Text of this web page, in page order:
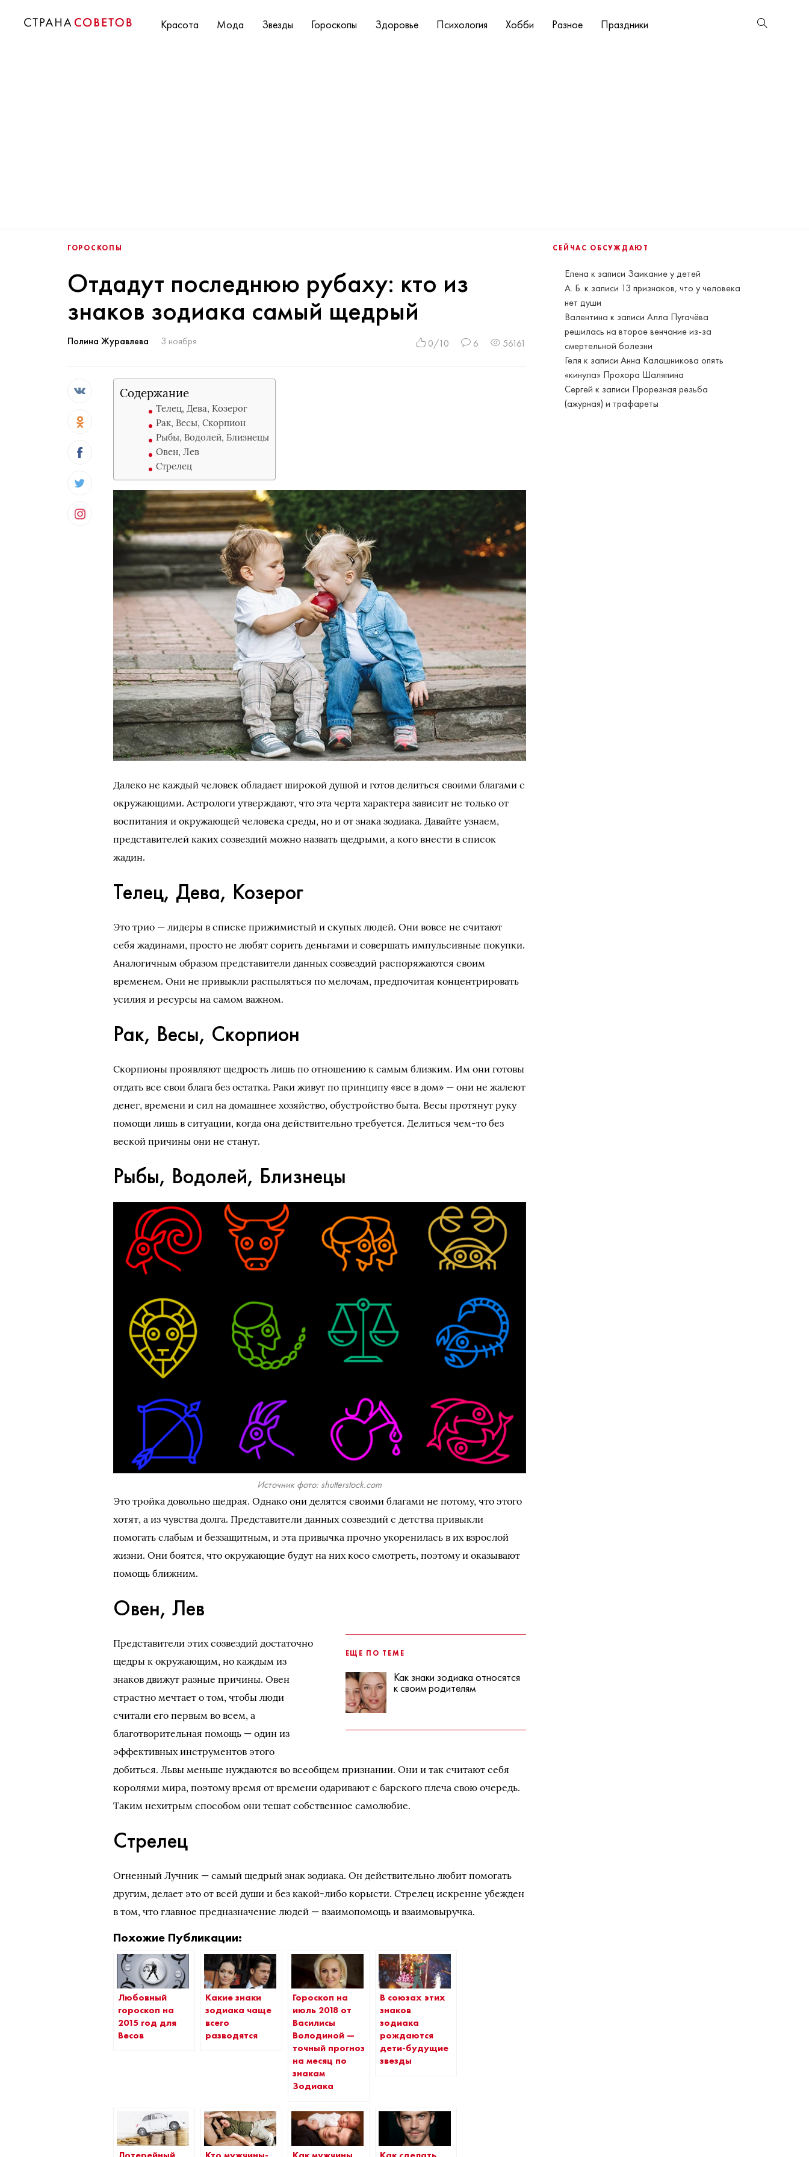
Красота Мода Звезды Гороскопы Здоровье Психология Хобби Разное Праздники
СЕЙЧАС ОБСУЖДАЮТ
Елена к записи Заикание у детей
А. Б. к записи 13 признаков, что у человека
нет души
Валентина к записиАлла Пугачёва
решилась на второе венчание из-за
смертельной болезни
Геля к записиАнна Калашникова опять
«кинула» Прохора Шаляпина
Сергей к записи Прорезная резьба
(ажурная) и трафареты
ГОРОСКОПЫ
Отдадут последнюю рубаху: кто из
знаков зодиака самый щедрый
Полина Журавлева 3 ноября 0/10 6 56161
Содержание
Телец, Дева, Козерог
Рак, Весы, Скорпион
Рыбы, Водолей, Близнецы
Овен, Лев
Стрелец
Далеко не каждый человек обладает широкой душой и готов делиться своими благами с
окружающими. Астрологи утверждают, что эта черта характера зависит не только от
воспитания и окружающей человека среды, но и от знака зодиака. Давайте узнаем,
представителей каких созвездий можно назвать щедрыми, а кого внести в список
жадин.
Телец, Дева, Козерог
Это трио — лидеры в списке прижимистый и скупых людей. Они вовсе не считают
себя жадинами, просто не любят сорить деньгами и совершать импульсивные покупки.
Аналогичным образом представители данных созвездий распоряжаются своим
временем. Они не привыкли распыляться по мелочам, предпочитая концентрировать
усилия и ресурсы на самом важном.
Рак, Весы, Скорпион
Скорпионы проявляют щедрость лишь по отношению к самым близким. Им они готовы
отдать все свои блага без остатка. Раки живут по принципу «все в дом» — они не жалеют
денег, времени и сил на домашнее хозяйство, обустройство быта. Весы протянут руку
помощи лишь в ситуации, когда она действительно требуется. Делиться чем-то без
веской причины они не станут.
Рыбы, Водолей, Близнецы
Источник фото: shutterstock.com
Это тройка довольно щедрая. Однако они делятся своими благами не потому, что этого
хотят, а из чувства долга. Представители данных созвездий с детства привыкли
помогать слабым и беззащитным, и эта привычка прочно укоренилась в их взрослой
жизни. Они боятся, что окружающие будут на них косо смотреть, поэтому и оказывают
помощь ближним.
Овен, Лев
ЕЩЕ ПО ТЕМЕ
Как знаки зодиака относятся
к своим родителям
Представители этих созвездий достаточно
щедры к окружающим, но каждым из
знаков движут разные причины. Овен
страстно мечтает о том, чтобы люди
считали его первым во всем, а
благотворительная помощь — один из
эффективных инструментов этого
добиться. Львы меньше нуждаются во всеобщем признании. Они и так считают себя
королями мира, поэтому время от времени одаривают с барского плеча свою очередь.
Таким нехитрым способом они тешат собственное самолюбие.
Стрелец
Огненный Лучник — самый щедрый знак зодиака. Он действительно любит помогать
другим, делает это от всей души и без какой-либо корысти. Стрелец искренне убежден
в том, что главное предназначение людей — взаимопомощь и взаимовыручка.
Похожие Публикации:
Любовный
гороскоп на
2015 год для
Весов
Какие знаки
зодиака чаще
всего
разводятся
Гороскоп на
июль 2018 от
Василисы
Володиной —
точный прогноз
на месяц по
знакам
Зодиака
В союзах этих
знаков
зодиака
рождаются
дети-будущие
звезды